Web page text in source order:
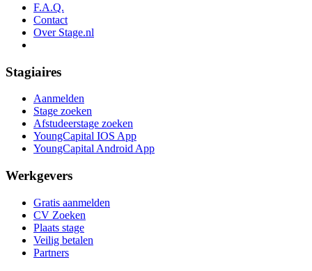
F.A.Q.
Contact
Over Stage.nl
Stagiaires
Aanmelden
Stage zoeken
Afstudeerstage zoeken
YoungCapital IOS App
YoungCapital Android App
Werkgevers
Gratis aanmelden
CV Zoeken
Plaats stage
Veilig betalen
Partners